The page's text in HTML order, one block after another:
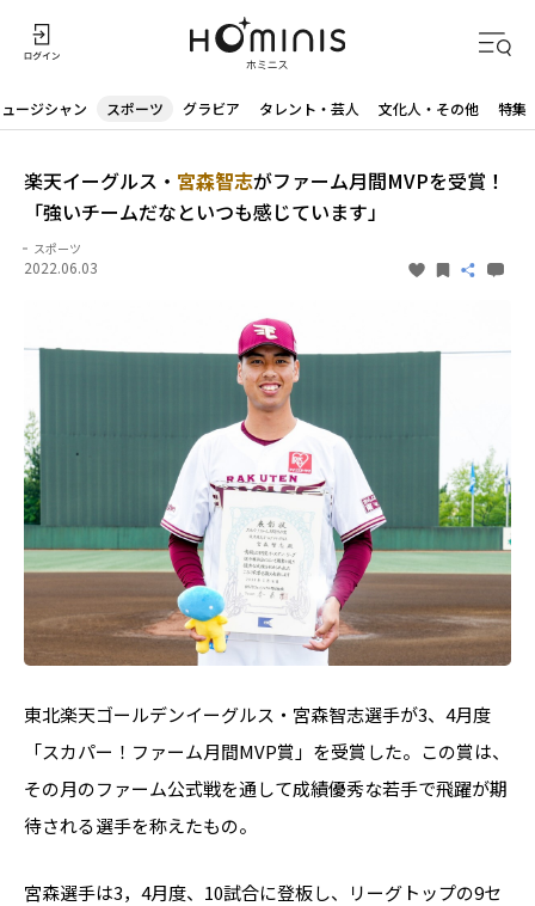
ージシャン スポーツ グラビア タレント・芸人 文化人・その他 特集
楽天イーグルス・ 宮森智志がファーム月間MVPを受賞！
「強いチームだなといつも感じています」
スポーツ
2022.06.03
東北楽天ゴールデンイーグルス・宮森智志選手が3、4月度
「スカパー！ファーム月間MVP賞」を受賞した。この賞は、
その月のファーム公式戦を通して成績優秀な若手で飛躍が期
待される選手を称えたもの。
宮森選手は3，4月度、10試合に登板し、リーグトップの9セ